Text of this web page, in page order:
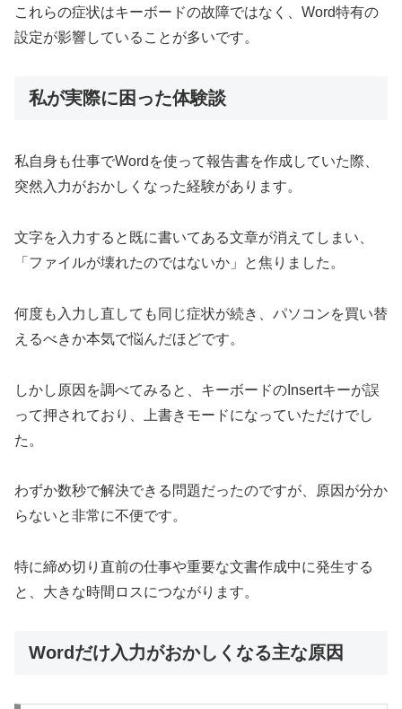
これらの症状はキーボードの故障ではなく、Word特有の
設定が影響していることが多いです。
私が実際に困った体験談
私自身も仕事でWordを使って報告書を作成していた際、
突然入力がおかしくなった経験があります。
文字を入力すると既に書いてある文章が消えてしまい、
「ファイルが壊れたのではないか」と焦りました。
何度も入力し直しても同じ症状が続き、パソコンを買い替
えるべきか本気で悩んだほどです。
しかし原因を調べてみると、キーボードのInsertキーが誤
って押されており、上書きモードになっていただけでし
た。
わずか数秒で解決できる問題だったのですが、原因が分か
らないと非常に不便です。
特に締め切り直前の仕事や重要な文書作成中に発生する
と、大きな時間ロスにつながります。
Wordだけ入力がおかしくなる主な原因